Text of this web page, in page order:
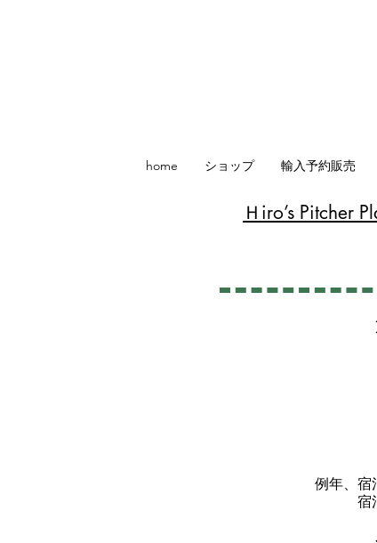
home ショップ 輸入予約販売
Ｈiro’s Pitcher
例年、宿
宿